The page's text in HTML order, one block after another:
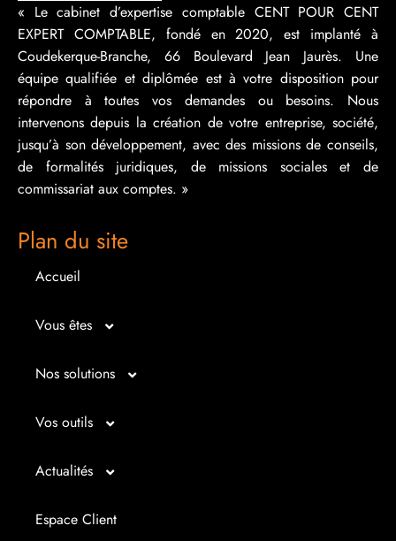
« Le cabinet d’expertise comptable CENT POUR CENT
EXPERT COMPTABLE, fondé en 2020, est implanté à
Coudekerque-Branche, 66 Boulevard Jean Jaurès. Une
équipe qualifiée et diplômée est à votre disposition pour
répondre à toutes vos demandes ou besoins. Nous
intervenons depuis la création de votre entreprise, société,
jusqu’à son développement, avec des missions de conseils,
de formalités juridiques, de missions sociales et de
commissariat aux comptes. »
Plan du site
Accueil
Vous êtes
Micro entrepreneur
Créateur d’entreprise
Repreneur d’entreprise
Nos solutions
Entrepreunariat
Gestion
Juridique
Vos outils
Bilan imagé
Tableau de bord
Actualités
Actualités
Espace Client